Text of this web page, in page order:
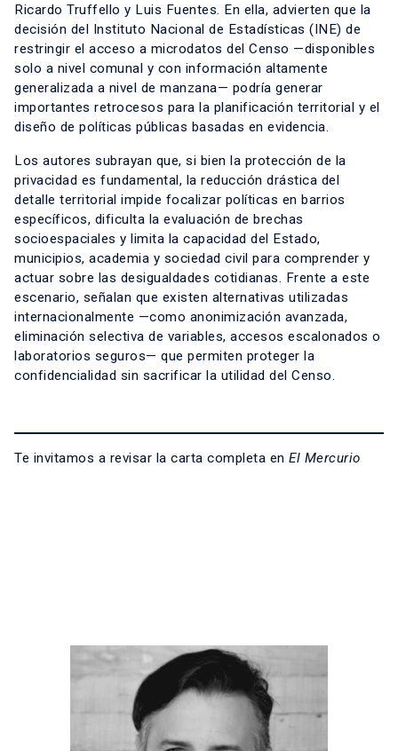
Ricardo Truffello y Luis Fuentes. En ella, advierten que la
decisión del Instituto Nacional de Estadísticas (INE) de
restringir el acceso a microdatos del Censo —disponibles
solo a nivel comunal y con información altamente
generalizada a nivel de manzana— podría generar
importantes retrocesos para la planificación territorial y el
diseño de políticas públicas basadas en evidencia.
Los autores subrayan que, si bien la protección de la
privacidad es fundamental, la reducción drástica del
detalle territorial impide focalizar políticas en barrios
específicos, dificulta la evaluación de brechas
socioespaciales y limita la capacidad del Estado,
municipios, academia y sociedad civil para comprender y
actuar sobre las desigualdades cotidianas. Frente a este
escenario, señalan que existen alternativas utilizadas
internacionalmente —como anonimización avanzada,
eliminación selectiva de variables, accesos escalonados o
laboratorios seguros— que permiten proteger la
confidencialidad sin sacrificar la utilidad del Censo.
Te invitamos a revisar la carta completa en El Mercurio